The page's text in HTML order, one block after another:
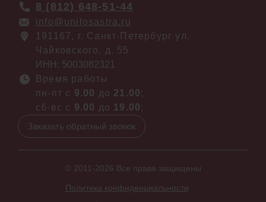
8 (812) 648-51-44
info@unilosastra.ru
191167, г. Санкт-Петербург ул.
Чайковского, д. 55
ИНН: 5003082321
Время работы
пн-пт с 9.00 до 21.00 ;
сб-вс с 9.00 до 19.00 ;
Заказать обратный звонок
© 2011-2026 Все права защищены
Политика конфиденциальности